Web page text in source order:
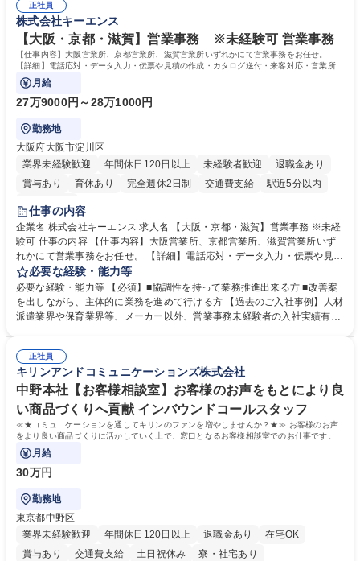
幅広く経験を積みたい意欲がある方に最適な環境です。 募集職種 【総
務・人事】未経験歓迎/日立グループ/組織運営を支えるゼネラリストを目
指す
のご経験 ■労務管理（給与計算・社会保険手続き・勤怠管理など）の経験
■衛生管理者の資格をお持ちの方 学歴・資格 学歴：大学院 大学 高専 短大
専修学校 高校 語学力： 資格：
正社員
株式会社キーエンス
【大阪・京都・滋賀】営業事務 ※未経験可 営業事務
【仕事内容】大阪営業所、京都営業所、滋賀営業所いずれかにて営業事務をお任せ。
【詳細】電話応対・データ入力・伝票や見積の作成・カタログ送付・来客対応・営業所内
で発生する事務業務や業務改善をお任せ。
月給
27万9000円～28万1000円
勤務地
大阪府大阪市淀川区
業界未経験歓迎
年間休日120日以上 未経験者歓迎
退職金あり
賞与あり
育休あり 完全週休2日制 交通費支給
駅近5分以内
土日祝休み
仕事の内容
企業名 株式会社キーエンス 求人名 【大阪・京都・滋賀】営業事務 ※未経
験可 仕事の内容 【仕事内容】大阪営業所、京都営業所、滋賀営業所いず
れかにて営業事務をお任せ。 【詳細】電話応対・データ入力・伝票や見積
の作成・カタログ送付・来客対応・営業所内で発生する事務業務や業務改
善をお任せ。 【教育制度】ご入社後、育成担当とペアになりながらOJTに
て業務を覚えていただくことが可能です。業務システムがきちんと構築さ
れているため、スムーズに仕事に慣れることができる環境です。また、
募集職種 【大阪・京都・滋賀】営業事務 ※未経験可
必要な経験・能力等
必要な経験・能力等 【必須】■協調性を持って業務推進出来る方 ■改善案
を出しながら、主体的に業務を進めて行ける方 【過去のご入社事例】人材
派遣業界や保育業界等、メーカー以外、営業事務未経験者の入社実績有
えて、お客様や社員の状況に合わせ、能動的なサポート、改善の動きも期
待され。組織を支えるスペシャリストとして、チームに貢献し、結果的に
社員から頼られる存在になることができます。平均19:30の退勤以降の業
務の持ち帰りも禁止されており、メリハリのある働き方となります。 学
歴・資格 学歴：大学院 大学 高専 短大 語学力： 資格：
正社員
キリンアンドコミュニケーションズ株式会社
中野本社【お客様相談室】お客様のお声をもとにより良
い商品づくりへ貢献 インバウンドコールスタッフ
≪★コミュニケーションを通してキリンのファンを増やしませんか？★≫ お客様のお声
をより良い商品づくりに活かしていく上で、窓口となるお客様相談室でのお仕事です。
月給
30万円
勤務地
東京都中野区
業界未経験歓迎
年間休日120日以上 退職金あり
在宅OK
賞与あり
交通費支給 土日祝休み 寮・社宅あり